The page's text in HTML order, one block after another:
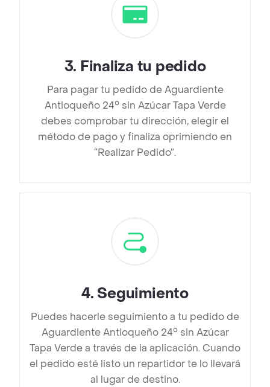
3. Finaliza tu pedido
Para pagar tu pedido de Aguardiente
Antioqueño 24° sin Azúcar Tapa Verde
debes comprobar tu dirección, elegir el
método de pago y finaliza oprimiendo en
“Realizar Pedido”.
4. Seguimiento
Puedes hacerle seguimiento a tu pedido de
Aguardiente Antioqueño 24° sin Azúcar
Tapa Verde a través de la aplicación. Cuando
el pedido esté listo un repartidor te lo llevará
al lugar de destino.